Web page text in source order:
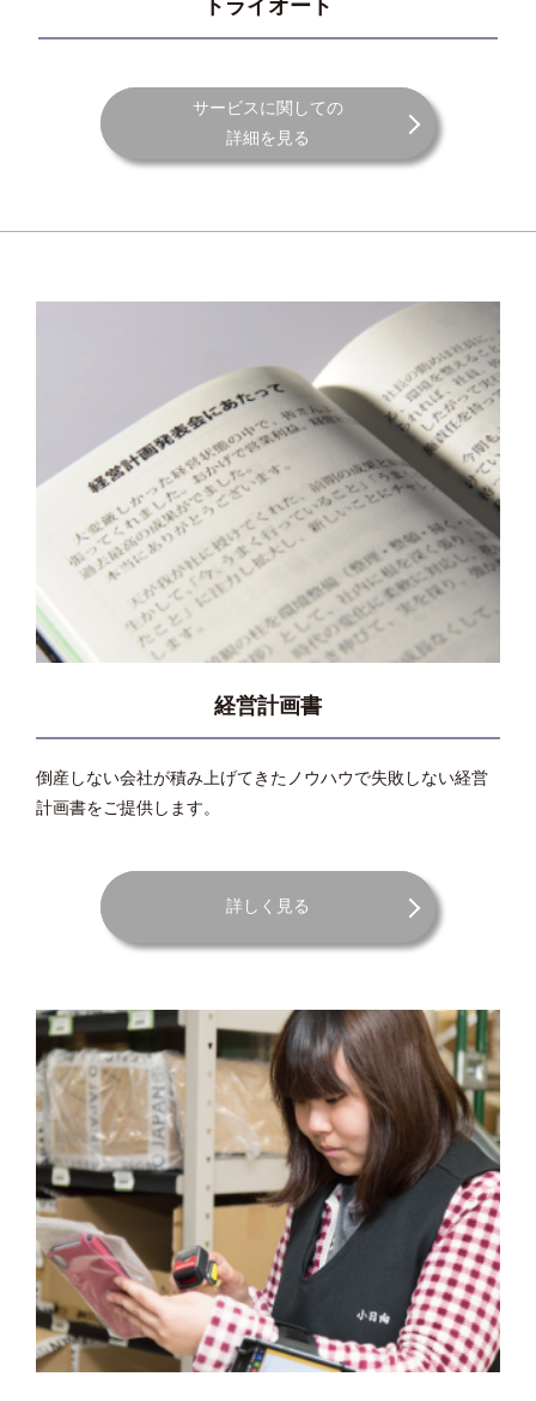
トライオート
サービスに関しての
詳細を見る
経営計画書
倒産しない会社が積み上げてきたノウハウで失敗しない経営
計画書をご提供します。
詳しく見る